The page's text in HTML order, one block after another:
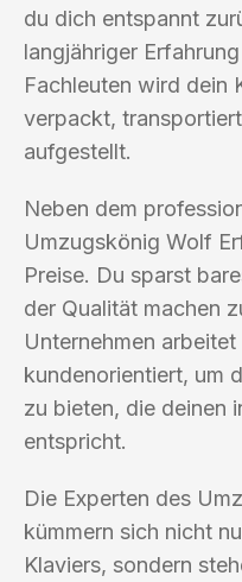
du dich entspannt
langjähriger
Fachleuten wird dein
verpackt,
aufgestellt.
Neben dem
Umzugskönig Wolf
Preise. Du sparst
der Qualität machen
Unternehmen
kundenorientiert, um
zu bieten, die deinen
entspricht.
Die Experten des
kümmern sich nicht
Klaviers, sondern